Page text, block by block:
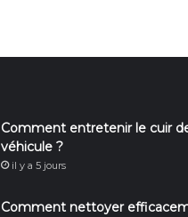
Comment entretenir le cuir
véhicule ?
il y a 5 jours
Comment nettoyer